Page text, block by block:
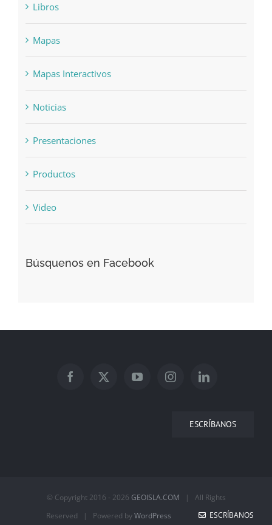
Libros
Mapas
Mapas Interactivos
Noticias
Presentaciones
Productos
Video
Búsquenos en Facebook
ESCRÍBANOS
© Copyright 2016 - 2026 GEOISLA.COM | All Rights
Reserved | Powered byWordPress ESCRÍBANOS